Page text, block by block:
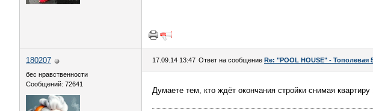
180207
бес нравственности
Сообщений: 72641
17.09.14 13:47 Ответ на сообщение Re: "POOL HOUSE" - Тополевая
Думаете тем, кто ждёт окончания стройки снимая